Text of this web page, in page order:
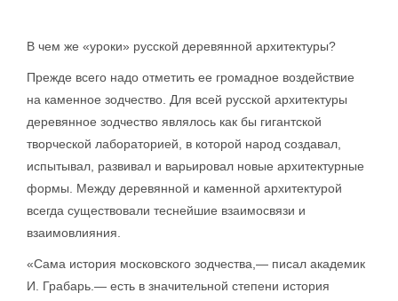
В чем же «уроки» русской деревянной архитектуры?
Прежде всего надо отметить ее громадное воздействие
на каменное зодчество. Для всей русской архитектуры
деревянное зодчество являлось как бы гигантской
творческой лабораторией, в которой народ создавал,
испытывал, развивал и варьировал новые архитектурные
формы. Между деревянной и каменной архитектурой
всегда существовали теснейшие взаимосвязи и
взаимовлияния.
«Сама история московского зодчества,— писал академик
И. Грабарь.— есть в значительной степени история